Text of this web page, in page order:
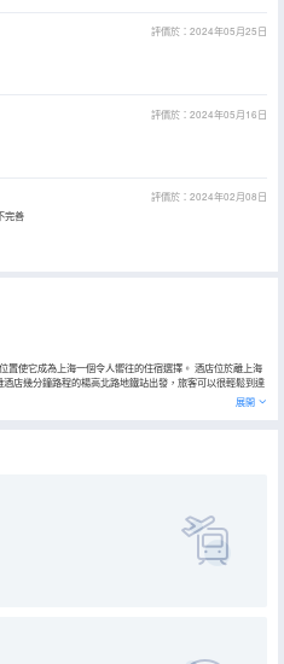
評價於：2024年05月25日
評價於：2024年05月16日
評價於：2024年02月08日
完善
置使它成為上海一個令人嚮往的住宿選擇。 酒店位於離上海
店幾分鐘路程的楊高北路地鐵站出發，旅客可以很輕鬆到達
展開